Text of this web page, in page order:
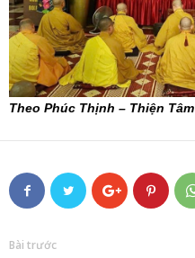
Theo Phúc Thịnh – Thiện Tâm
Bài trước